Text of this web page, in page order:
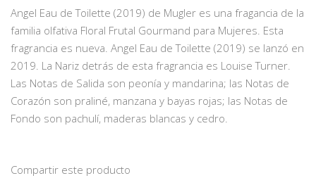
Angel Eau de Toilette (2019) de Mugler es una fragancia de la
familia olfativa Floral Frutal Gourmand para Mujeres. Esta
fragrancia es nueva. Angel Eau de Toilette (2019) se lanzó en
2019. La Nariz detrás de esta fragrancia es Louise Turner.
Las Notas de Salida son peonía y mandarina; las Notas de
Corazón son praliné, manzana y bayas rojas; las Notas de
Fondo son pachulí, maderas blancas y cedro.
Compartir este producto